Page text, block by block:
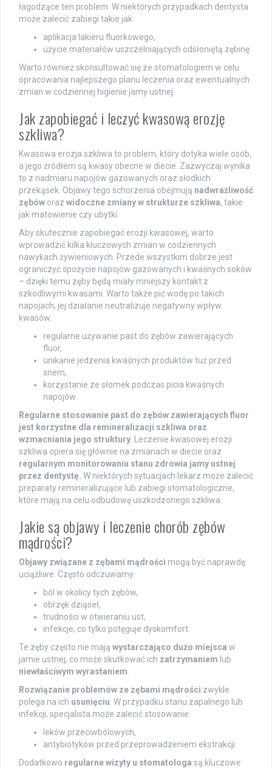
łagodzące ten problem. W niektórych przypadkach dentysta
może zalecić zabiegi takie jak:
aplikacja lakieru fluorkowego,
użycie materiałów uszczelniających odsłoniętą zębinę.
Warto również skonsultować się ze stomatologiem w celu
opracowania najlepszego planu leczenia oraz ewentualnych
zmian w codziennej higienie jamy ustnej.
Jak zapobiegać i leczyć kwasową erozję
szkliwa?
Kwasowa erozja szkliwa to problem, który dotyka wiele osób,
a jego źródłem są kwasy obecne w diecie. Zazwyczaj wynika
to z nadmiaru napojów gazowanych oraz słodkich
przekąsek. Objawy tego schorzenia obejmują nadwrażliwość
zębów oraz widoczne zmiany w strukturze szkliwa, takie
jak matowienie czy ubytki.
Aby skutecznie zapobiegać erozji kwasowej, warto
wprowadzić kilka kluczowych zmian w codziennych
nawykach żywieniowych. Przede wszystkim dobrze jest
ograniczyć spożycie napojów gazowanych i kwaśnych soków
– dzięki temu zęby będą miały mniejszy kontakt z
szkodliwymi kwasami. Warto także pić wodę po takich
napojach; jej działanie neutralizuje negatywny wpływ
kwasów.
regularne używanie past do zębów zawierających
fluor,
unikanie jedzenia kwaśnych produktów tuż przed
snem,
korzystanie ze słomek podczas picia kwaśnych
napojów.
Regularne stosowanie past do zębów zawierających fluor
jest korzystne dla remineralizacji szkliwa oraz
wzmacniania jego struktury. Leczenie kwasowej erozji
szkliwa opiera się głównie na zmianach w diecie oraz
regularnym monitorowaniu stanu zdrowia jamy ustnej
przez dentystę. W niektórych sytuacjach lekarz może zalecić
preparaty remineralizujące lub zabiegi stomatologiczne,
które mają na celu odbudowę uszkodzonego szkliwa.
Jakie są objawy i leczenie chorób zębów
mądrości?
Objawy związane z zębami mądrości mogą być naprawdę
uciążliwe. Często odczuwamy:
ból w okolicy tych zębów,
obrzęk dziąseł,
trudności w otwieraniu ust,
infekcje, co tylko potęguje dyskomfort.
Te zęby często nie mają wystarczająco dużo miejsca w
jamie ustnej, co może skutkować ich zatrzymaniem lub
niewłaściwym wyrastaniem
Rozwiązanie problemów ze zębami mądrości zwykle
polega na ich usunięciu . W przypadku stanu zapalnego lub
infekcji, specjalista może zalecić stosowanie:
leków przeciwbólowych,
antybiotyków przed przeprowadzeniem ekstrakcji.
Dodatkowo regularne wizyty u stomatologa są kluczowe